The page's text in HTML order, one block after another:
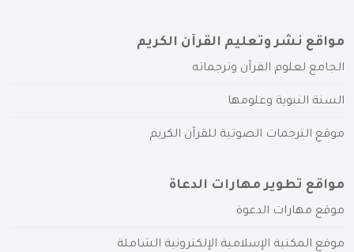
مواقع نشر وتعليم القرآن الكريم
الجامع لعلوم القرآن وترجماته
السنة النبوية وعلومها
موقع الترجمات الصوتية للقرآن الكريم
مواقع تطوير مهارات الدعاة
موقع مهارات الدعوة
موقع المكتبة الإسلامية الإلكترونية الشاملة